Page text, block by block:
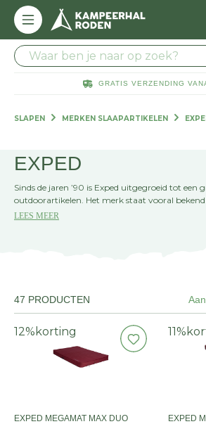
GRATIS VERZENDING
SLAPEN MERKEN SLAAPARTIKELEN
EXPED
Sinds de jaren ’90 is Exped uitgegroeid tot een
outdoorartikelen. Het merk staat vooral
slaapmatten en waterdichte stuffbags. Met de
LEES MEER
47 PRODUCTEN
12% korting
EXPED MEGAMAT MAX DUO
11%
EXPED